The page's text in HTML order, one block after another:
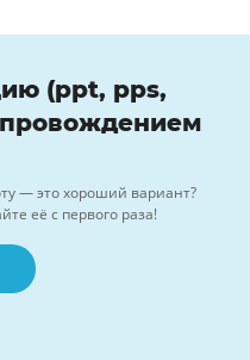
(ppt, pps,
— это хороший вариант?
её с первого раза!